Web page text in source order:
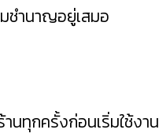
ชำนาญอยู่เสมอ
ทุกครั้งก่อนเริ่มใช้งาน